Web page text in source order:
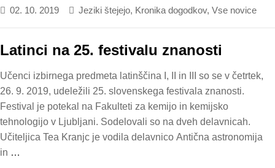
02. 10. 2019 Jeziki štejejo, Kronika dogodkov, Vse novice
Latinci na 25. festivalu znanosti
Učenci izbirnega predmeta latinščina I, II in III so se v četrtek,
26. 9. 2019, udeležili 25. slovenskega festivala znanosti.
Festival je potekal na Fakulteti za kemijo in kemijsko
tehnologijo v Ljubljani. Sodelovali so na dveh delavnicah.
Učiteljica Tea Kranjc je vodila delavnico Antična astronomija
in …